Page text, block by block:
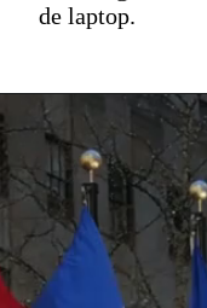
de laptop.